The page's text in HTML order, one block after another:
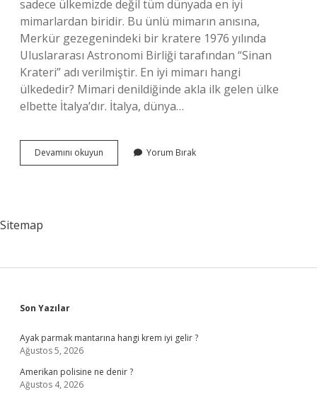
sadece ülkemizde değil tüm dünyada en iyi
mimarlardan biridir. Bu ünlü mimarın anısına,
Merkür gezegenindeki bir kratere 1976 yılında
Uluslararası Astronomi Birliği tarafından “Sinan
Krateri” adı verilmiştir. En iyi mimarı hangi
ülkededir? Mimari denildiğinde akla ilk gelen ülke
elbette İtalya’dır. İtalya, dünya…
Devamını okuyun Dünyanın
En
Yorum Bırak
Sitemap
Sidebar
Son Yazılar
Ayak parmak mantarına hangi krem iyi gelir ?
Ağustos 5, 2026
Amerikan polisine ne denir ?
Ağustos 4, 2026